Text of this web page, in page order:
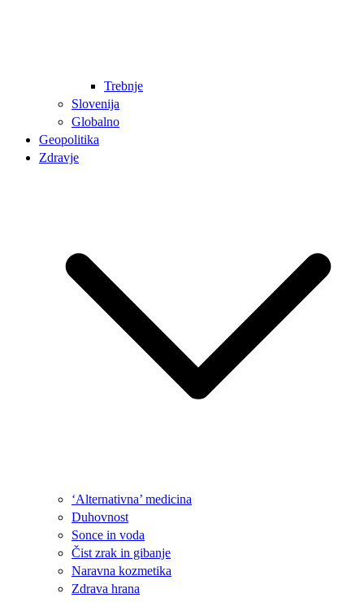
Trebnje
Slovenija
Globalno
Geopolitika
Zdravje
‘Alternativna’ medicina
Duhovnost
Sonce in voda
Čist zrak in gibanje
Naravna kozmetika
Zdrava hrana